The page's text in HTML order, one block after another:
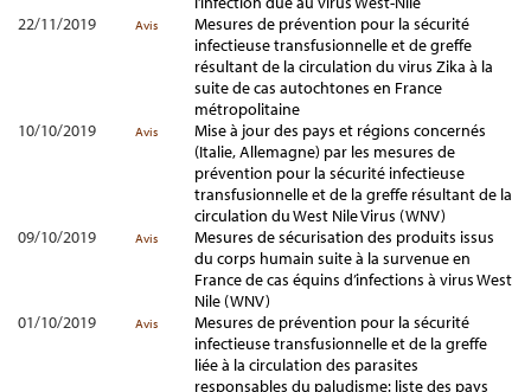
22/11/2019
Avis
Mesures de prévention pour la sécurité
infectieuse transfusionnelle et de greffe
résultant de la circulation du virus Zika à la
suite de cas autochtones en France
métropolitaine
10/10/2019
Avis
Mise à jour des pays et régions concernés
(Italie, Allemagne) par les mesures de
prévention pour la sécurité infectieuse
transfusionnelle et de la greffe résultant de la
circulation du West Nile Virus (WNV)
09/10/2019
Avis
Mesures de sécurisation des produits issus
du corps humain suite à la survenue en
France de cas équins d’infections à virus West
Nile (WNV)
01/10/2019
Avis
Mesures de prévention pour la sécurité
infectieuse transfusionnelle et de la greffe
liée à la circulation des parasites
responsables du paludisme: liste des pays